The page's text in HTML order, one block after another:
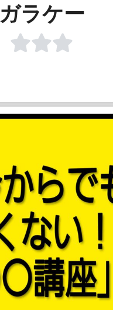
ガラケー